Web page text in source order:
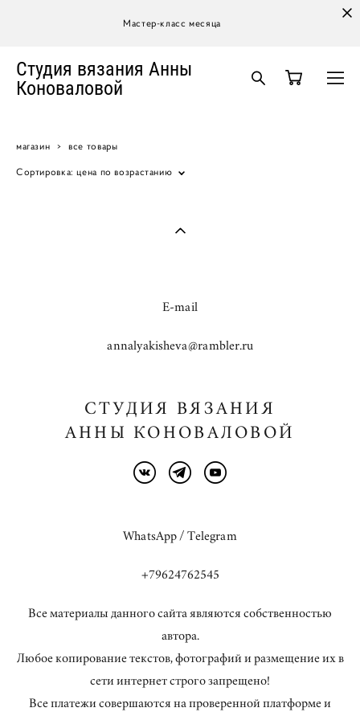
Мастер-класс месяца
Студия вязания Анны
Коноваловой
магазин > все товары
Сортировка: цена по возрастанию
E-mail
annalyakisheva@rambler.ru
СТУДИЯ ВЯЗАНИЯ
АННЫ КОНОВАЛОВОЙ
WhatsApp / Telegram
+79624762545
Все материалы данного сайта являются собственностью
автора.
Любое копирование текстов, фотографий и размещение их в
сети интернет строго запрещено!
Все платежи совершаются на проверенной платформе и